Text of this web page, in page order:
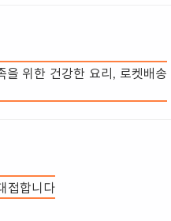
을 위한 건강한 요리, 로켓배송
접합니다